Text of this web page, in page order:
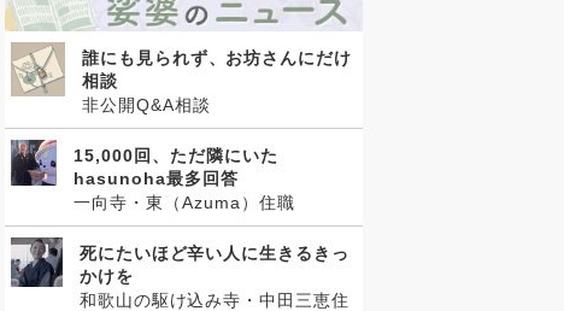
誰にも見られず、お坊さんにだけ
相談
非公開Q&A相談
15,000回、ただ隣にいた
hasunoha最多回答
一向寺・東（Azuma）住職
死にたいほど辛い人に生きるきっ
かけを
和歌山の駆け込み寺・中田三恵住